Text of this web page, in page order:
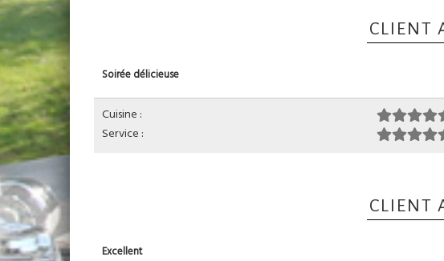
CLIENT
Soirée délicieuse
Cuisine :
Service :
CLIENT
Excellent